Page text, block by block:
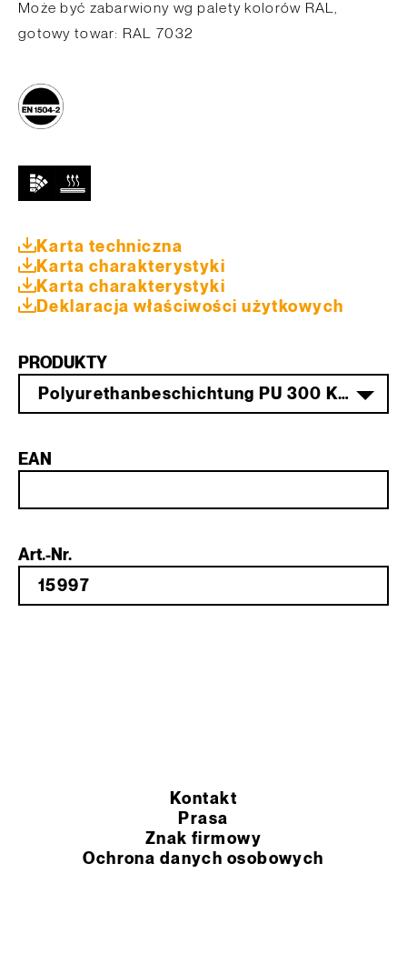
Może być zabarwiony wg palety kolorów RAL,
gotowy towar: RAL 7032
Karta techniczna
Karta charakterystyki
Karta charakterystyki
Deklaracja właściwości użytkowych
PRODUKTY
Polyurethanbeschichtung PU 300 Komp. A 20,5 kg PG 1
EAN
Art.-Nr.
Kontakt
Prasa
Znak firmowy
Ochrona danych osobowych